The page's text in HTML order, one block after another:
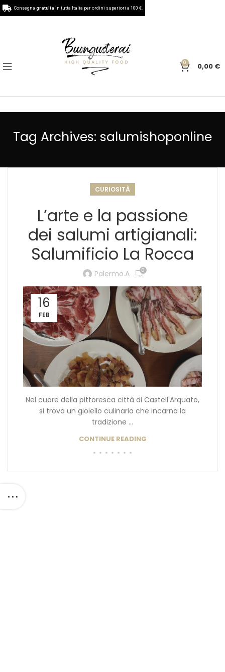
0 0,00 €
Tag Archives: salumishoponline
CURIOSITÀ
L’arte e la passione
dei salumi artigianali:
Salumificio La Rocca
Palermo.a 0
16
FEB
Nel cuore della pittoresca città di Castell'Arquato,
si trova un gioiello culinario che incarna la
tradizione ...
CONTINUE READING
Consegna gratuita in tutta Italia per ordini superiori a 100 €.